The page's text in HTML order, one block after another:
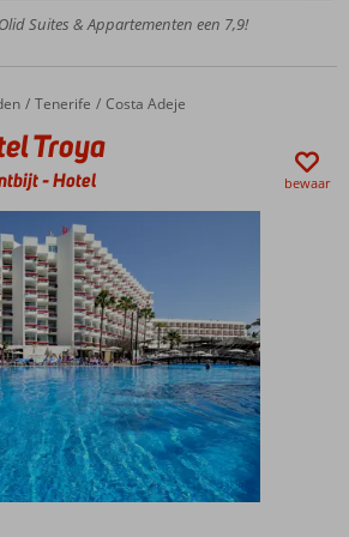
Suites & Appartementen een 7,9!
Tenerife Costa Adeje
Troya
-Hotel bewaar